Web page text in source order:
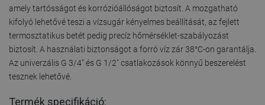
amely tartósságot és korrózióállóságot biztosít. A mozgatható
kifolyó lehetővé teszi a vízsugár kényelmes beállítását, az fejlett
termosztatikus betét pedig precíz hőmérséklet-szabályozást
biztosít. A használati biztonságot a forró víz zár 38°C-on garantálja.
Az univerzális G 3/4" és G 1/2" csatlakozások könnyű beszerelést
tesznek lehetővé.
Termék specifikáció: